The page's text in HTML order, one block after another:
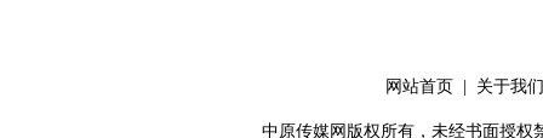
网站首页 关于我们
中原传媒网版权所有，未经书面授权